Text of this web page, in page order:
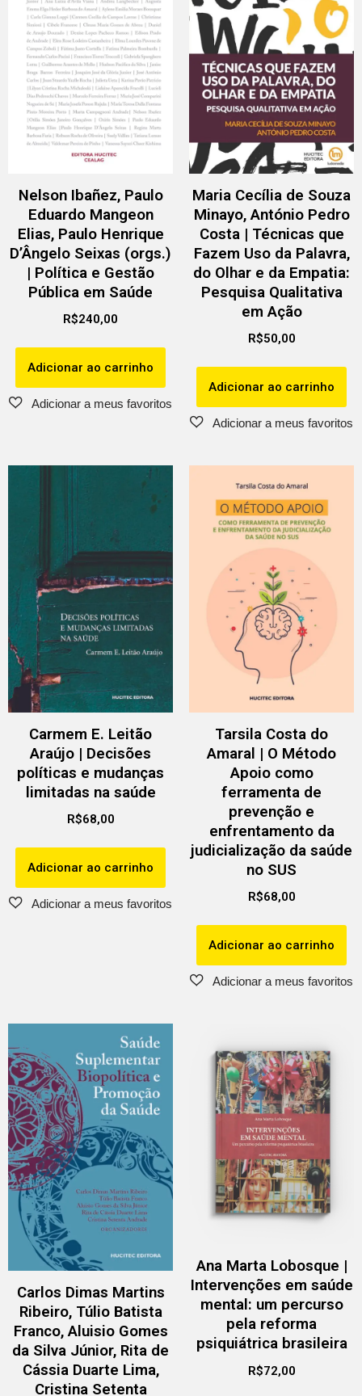
Nelson Ibañez, Paulo
Eduardo Mangeon
Elias, Paulo Henrique
D’Ângelo Seixas (orgs.)
| Política e Gestão
Pública em Saúde
R$240,00
Adicionar ao carrinho
Maria Cecília de Souza
Minayo, António Pedro
Costa | Técnicas que
Fazem Uso da Palavra,
do Olhar e da Empatia:
Pesquisa Qualitativa
em Ação
R$50,00
Adicionar ao carrinho
Carmem E. Leitão
Araújo | Decisões
políticas e mudanças
limitadas na saúde
R$68,00
Adicionar ao carrinho
Tarsila Costa do
Amaral | O Método
Apoio como
ferramenta de
prevenção e
enfrentamento da
judicialização da saúde
no SUS
R$68,00
Adicionar ao carrinho
Carlos Dimas Martins
Ribeiro, Túlio Batista
Franco, Aluisio Gomes
da Silva Júnior, Rita de
Cássia Duarte Lima,
Cristina Setenta
Ana Marta Lobosque |
Intervenções em saúde
mental: um percurso
pela reforma
psiquiátrica brasileira
R$72,00